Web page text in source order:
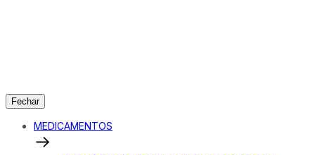
Fechar
MEDICAMENTOS